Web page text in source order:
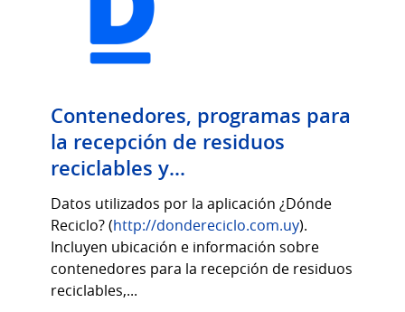
Contenedores, programas para
la recepción de residuos
reciclables y...
Datos utilizados por la aplicación ¿Dónde
Reciclo? (http://dondereciclo.com.uy).
Incluyen ubicación e información sobre
contenedores para la recepción de residuos
reciclables,...